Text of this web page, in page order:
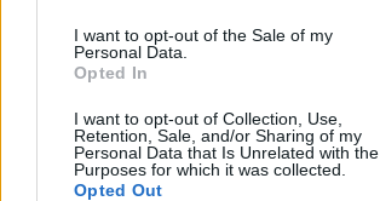
I want to opt-out of the Sale of my
Personal Data.
Opted In
I want to opt-out of Collection, Use,
Retention, Sale, and/or Sharing of my
Personal Data that Is Unrelated with the
Purposes for which it was collected.
Opted Out